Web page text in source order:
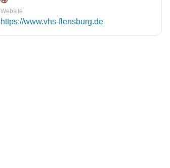
Website
https://www.vhs-flensburg.de